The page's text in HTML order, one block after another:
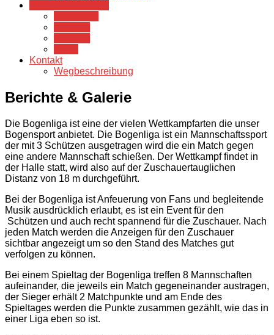
Kontakt
Wegbeschreibung
Berichte & Galerie
Die Bogenliga ist eine der vielen Wettkampfarten die unser
Bogensport anbietet. Die Bogenliga ist ein Mannschaftssport
der mit 3 Schützen ausgetragen wird die ein Match gegen
eine andere Mannschaft schießen. Der Wettkampf findet in
der Halle statt, wird also auf der Zuschauertauglichen
Distanz von 18 m durchgeführt.
Bei der Bogenliga ist Anfeuerung von Fans und begleitende
Musik ausdrücklich erlaubt, es ist ein Event für den
Schützen und auch recht spannend für die Zuschauer. Nach
jeden Match werden die Anzeigen für den Zuschauer
sichtbar angezeigt um so den Stand des Matches gut
verfolgen zu können.
Bei einem Spieltag der Bogenliga treffen 8 Mannschaften
aufeinander, die jeweils ein Match gegeneinander austragen,
der Sieger erhält 2 Matchpunkte und am Ende des
Spieltages werden die Punkte zusammen gezählt, wie das in
einer Liga eben so ist.